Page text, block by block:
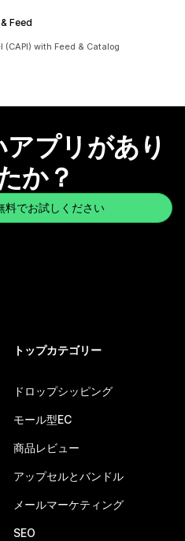
Feed
(CAPI) with Feed & Catalog
プリがあり
か？
でお試しください
トップカテゴリー
ドロップシッピング
モール型EC
商品レビュー
アップセルとバンドル
メールマーケティング
SEO